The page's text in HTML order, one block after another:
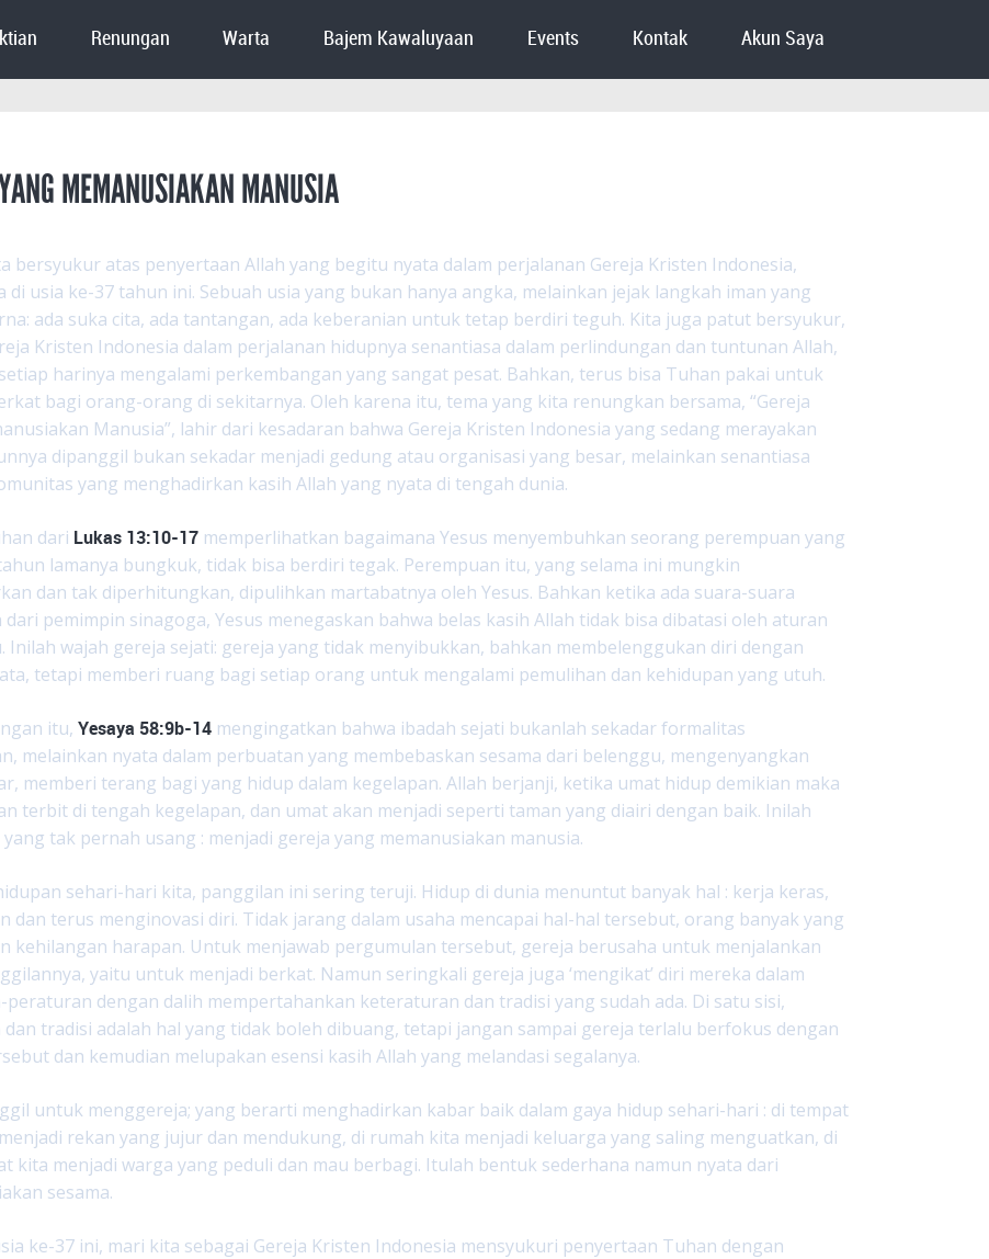
Renungan Warta Bajem Kawaluyaan Events Kontak Akun Saya
MEMANUSIAKAN MANUSIA
bersyukur atas penyertaan Allah yang begitu nyata dalam perjalanan Gereja Kristen Indonesia,
di usia ke-37 tahun ini. Sebuah usia yang bukan hanya angka, melainkan jejak langkah iman yang
ada suka cita, ada tantangan, ada keberanian untuk tetap berdiri teguh. Kita juga patut bersyukur,
Kristen Indonesia dalam perjalanan hidupnya senantiasa dalam perlindungan dan tuntunan Allah,
harinya mengalami perkembangan yang sangat pesat. Bahkan, terus bisa Tuhan pakai untuk
bagi orang-orang di sekitarnya. Oleh karena itu, tema yang kita renungkan bersama, “Gereja
Manusia”, lahir dari kesadaran bahwa Gereja Kristen Indonesia yang sedang merayakan
dipanggil bukan sekadar menjadi gedung atau organisasi yang besar, melainkan senantiasa
yang menghadirkan kasih Allah yang nyata di tengah dunia.
dari Lukas 13:10-17 memperlihatkan bagaimana Yesus menyembuhkan seorang perempuan yang
lamanya bungkuk, tidak bisa berdiri tegak. Perempuan itu, yang selama ini mungkin
dan tak diperhitungkan, dipulihkan martabatnya oleh Yesus. Bahkan ketika ada suara-suara
dari pemimpin sinagoga, Yesus menegaskan bahwa belas kasih Allah tidak bisa dibatasi oleh aturan
Inilah wajah gereja sejati: gereja yang tidak menyibukkan, bahkan membelenggukan diri dengan
tetapi memberi ruang bagi setiap orang untuk mengalami pemulihan dan kehidupan yang utuh.
itu,Yesaya 58:9b-14 mengingatkan bahwa ibadah sejati bukanlah sekadar formalitas
melainkan nyata dalam perbuatan yang membebaskan sesama dari belenggu, mengenyangkan
memberi terang bagi yang hidup dalam kegelapan. Allah berjanji, ketika umat hidup demikian maka
terbit di tengah kegelapan, dan umat akan menjadi seperti taman yang diairi dengan baik. Inilah
tak pernah usang : menjadi gereja yang memanusiakan manusia.
sehari-hari kita, panggilan ini sering teruji. Hidup di dunia menuntut banyak hal : kerja keras,
dan terus menginovasi diri. Tidak jarang dalam usaha mencapai hal-hal tersebut, orang banyak yang
kehilangan harapan. Untuk menjawab pergumulan tersebut, gereja berusaha untuk menjalankan
yaitu untuk menjadi berkat. Namun seringkali gereja juga ‘mengikat’ diri mereka dalam
dengan dalih mempertahankan keteraturan dan tradisi yang sudah ada. Di satu sisi,
tradisi adalah hal yang tidak boleh dibuang, tetapi jangan sampai gereja terlalu berfokus dengan
dan kemudian melupakan esensi kasih Allah yang melandasi segalanya.
untuk menggereja; yang berarti menghadirkan kabar baik dalam gaya hidup sehari-hari : di tempat
rekan yang jujur dan mendukung, di rumah kita menjadi keluarga yang saling menguatkan, di
kita menjadi warga yang peduli dan mau berbagi. Itulah bentuk sederhana namun nyata dari
sesama.
ke-37 ini, mari kita sebagai Gereja Kristen Indonesia mensyukuri penyertaan Tuhan dengan